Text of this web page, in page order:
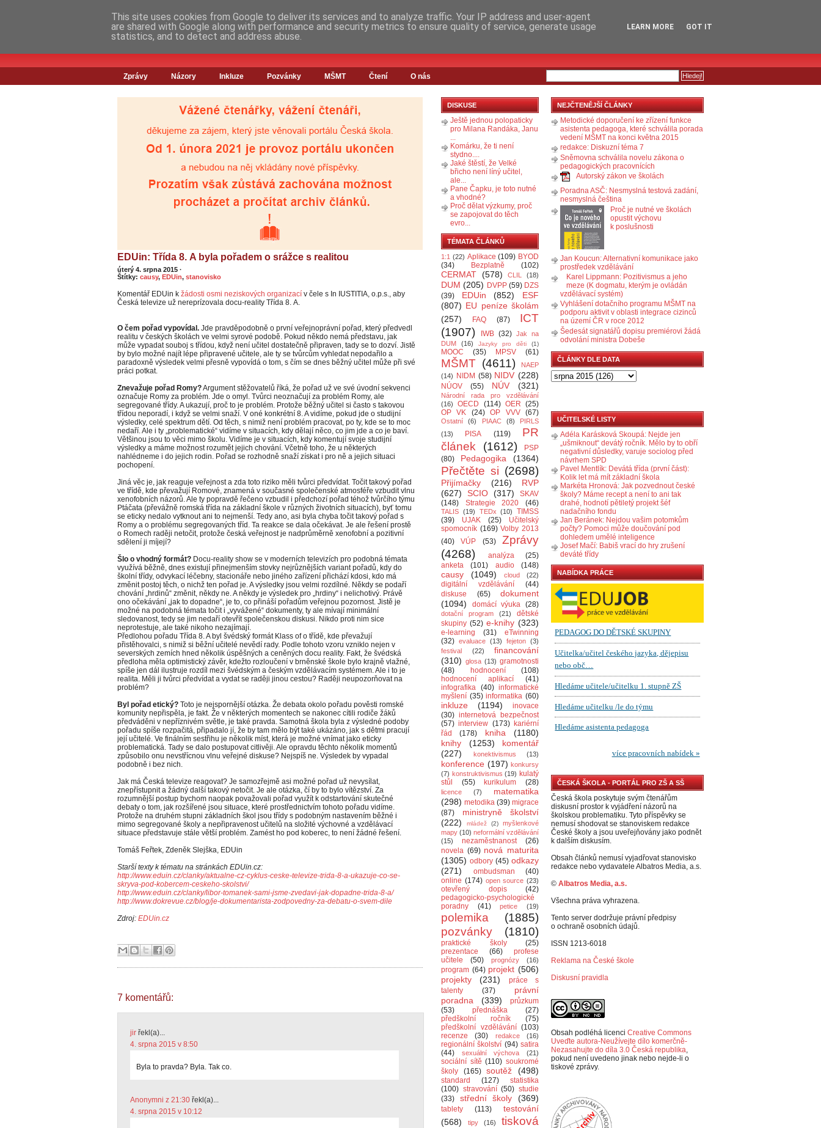
Zprávy Názory Inkluze Pozvánky MŠMT Čtení O nás
EDUin: Třída 8. A byla pořadem o srážce s realitou
úterý 4. srpna 2015 ·
Štítky: causy, EDUin, stanovisko
Komentář EDUin k žádosti osmi neziskových organizací v čele s In IUSTITIA, o.p.s., aby
Česká televize už nereprízovala docu-reality Třída 8. A.
O čem pořad vypovídal. Jde pravděpodobně o první veřejnoprávní pořad, který předvedl
realitu v českých školách ve velmi syrové podobě. Pokud někdo nemá představu, jak
může vypadat souboj s třídou, když není učitel dostatečně připraven, tady se to dozví. Jistě
by bylo možné najít lépe připravené učitele, ale ty se tvůrcům vyhledat nepodařilo a
paradoxně výsledek velmi přesně vypovídá o tom, s čím se dnes běžný učitel může při své
práci potkat.
Znevažuje pořad Romy?Argument stěžovatelů říká, že pořad už ve své úvodní sekvenci
označuje Romy za problém. Jde o omyl. Tvůrci neoznačují za problém Romy, ale
segregované třídy. A ukazují, proč to je problém. Protože běžný učitel si často s takovou
třídou neporadí, i když se velmi snaží. V oné konkrétní 8. A vidíme, pokud jde o studijní
výsledky, celé spektrum dětí. Od těch, s nimiž není problém pracovat, po ty, kde se to moc
nedaří. Ale i ty „problematické“ vidíme v situacích, kdy dělají něco, co jim jde a co je baví.
Většinou jsou to věci mimo školu. Vidíme je v situacích, kdy komentují svoje studijní
výsledky a máme možnost rozumět jejich chování. Včetně toho, že u některých
nahlédneme i do jejich rodin. Pořad se rozhodně snaží získat i pro ně a jejich situaci
pochopení.
Jiná věc je, jak reaguje veřejnost a zda toto riziko měli tvůrci předvídat. Točit takový pořad
ve třídě, kde převažují Romové, znamená v současné společenské atmosféře vzbudit vlnu
xenofobních názorů. Ale ty popravdě řečeno vzbudil i předchozí pořad téhož tvůrčího týmu
Ptáčata (převážně romská třída na základní škole v různých životních situacích), byť tomu
se eticky nedalo vytknout ani to nejmenší. Tedy ano, asi byla chyba točit takový pořad s
Romy a o problému segregovaných tříd. Ta reakce se dala očekávat. Je ale řešení prostě
o Romech raději netočit, protože česká veřejnost je nadprůměrně xenofobní a pozitivní
sdělení ji míjejí?
Šlo o vhodný formát? Docu-reality show se v moderních televizích pro podobná témata
využívá běžně, dnes existují přinejmenším stovky nejrůznějších variant pořadů, kdy do
školní třídy, odvykací léčebny, stacionáře nebo jiného zařízení přichází kdosi, kdo má
změnit postoj těch, o nichž ten pořad je. A výsledky jsou velmi rozdílné. Někdy se podaří
chování „hrdinů“ změnit, někdy ne. A někdy je výsledek pro „hrdiny“ i nelichotivý. Právě
ono očekávání „jak to dopadne“, je to, co přináší pořadům veřejnou pozornost. Jistě je
možné na podobná témata točit i „vyvážené“ dokumenty, ty ale mívají minimální
sledovanost, tedy se jim nedaří otevřít společenskou diskusi. Nikdo proti nim sice
neprotestuje, ale také nikoho nezajímají.
Předlohou pořadu Třída 8. A byl švédský formát Klass of o třídě, kde převažují
přistěhovalci, s nimiž si běžní učitelé nevědí rady. Podle tohoto vzoru vzniklo nejen v
severských zemích hned několik úspěšných a ceněných docu reality. Fakt, že švédská
předloha měla optimistický závěr, kdežto rozloučení v brněnské škole bylo krajně vlažné,
spíše jen dál ilustruje rozdíl mezi švédským a českým vzdělávacím systémem. Ale i to je
realita. Měli ji tvůrci předvídat a vydat se raději jinou cestou? Raději neupozorňovat na
problém?
Byl pořad etický? Toto je nejspornější otázka. Že debata okolo pořadu pověsti romské
komunity nepřispěla, je fakt. Že v některých momentech se nakonec cítili rodiče žáků
předváděni v nepříznivém světle, je také pravda. Samotná škola byla z výsledné podoby
pořadu spíše rozpačitá, připadalo jí, že by tam mělo být také ukázáno, jak s dětmi pracují
její učitelé. Ve finálním sestřihu je několik míst, která je možné vnímat jako eticky
problematická. Tady se dalo postupovat citlivěji. Ale opravdu těchto několik momentů
způsobilo onu nevstřícnou vlnu veřejné diskuse? Nejspíš ne. Výsledek by vypadal
podobně i bez nich.
Jak má Česká televize reagovat? Je samozřejmě asi možné pořad už nevysílat,
znepřístupnit a žádný další takový netočit. Je ale otázka, čí by to bylo vítězství. Za
rozumnější postup bychom naopak považovali pořad využít k odstartování skutečné
debaty o tom, jak rozšířené jsou situace, které prostřednictvím tohoto pořadu vidíme.
Protože na druhém stupni základních škol jsou třídy s podobným nastavením běžné i
mimo segregované školy a nepřipravenost učitelů na složité výchovné a vzdělávací
situace představuje stále větší problém. Zamést ho pod koberec, to není žádné řešení.
Tomáš Feřtek, Zdeněk Slejška, EDUin
Starší texty k tématu na stránkách EDUin.cz:
http://www.eduin.cz/clanky/aktualne-cz-cyklus-ceske-televize-trida-8-a-ukazuje-co-se-
skryva-pod-kobercem-ceskeho-skolstvi/
http://www.eduin.cz/clanky/libor-tomanek-sami-jsme-zvedavi-jak-dopadne-trida-8-a/
http://www.dokrevue.cz/blog/je-dokumentarista-zodpovedny-za-debatu-o-svem-dile
Zdroj: EDUin.cz
7 komentářů:
jir řekl(a)...
4. srpna 2015 v 8:50
Byla to pravda? Byla. Tak co.
Anonymni z 21:30 řekl(a)...
4. srpna 2015 v 10:12
DISKUSE
Ještě jednou polopaticky
pro Milana Randáka, Janu
...
Komárku, že ti není
stydno....
Jaké štěstí, že Velké
břicho není líný učitel,
ale...
Pane Čapku, je toto nutné
a vhodné?
Proč dělat výzkumy, proč
se zapojovat do těch
evro...
TÉMATA ČLÁNKŮ
1:1 (22) Aplikace (109) BYOD
(34)
Bezplatně (102)
CERMAT (578) CLIL (18)
DUM (205) DVPP (59) DZS
(39)
EDUin (852)
ESF
(807) EU peníze školám
(257)
FAQ (87)
ICT
(1907)
IWB (32) Jak na
DUM
(16) Jazyky pro děti (1)
MOOC (35) MPSV (61)
MŠMT (4611)
NAEP
(14)
NIDM (58) NIDV (228)
NÚOV (55) NÚV (321)
Národní rada pro vzdělávání
(16)
OECD (114) OER (25)
OP VK
(24) OP VVV (67)
Ostatní (6) PIAAC (8)
PIRLS
(13)
PISA (119)
PR
článek
(1612)
PSP
(80)
Pedagogika (1364)
Přečtěte si (2698)
Přijímačky (216)
RVP
(627)
SCIO (317)
SKAV
(148)
Strategie 2020 (46)
TALIS (19) TEDx (10)
TIMSS
(39)
UJAK (25)
Učitelský
spomocník (169) Volby 2013
(40)
VÚP (53)
Zprávy
(4268)
analýza
(25)
anketa
(101) audio (148)
causy (1049) cloud (22)
digitální vzdělávání
(44)
diskuse
(65)
dokument
(1094)
domácí výuka (28)
dotační program (21)
dětské
skupiny (52) e-knihy (323)
e-learning (31)
eTwinning
(32) evaluace (13) fejeton (3)
festival
(22)
financování
(310) glosa (13) gramotnosti
(48)
hodnocení
(108)
hodnocení aplikací
(41)
infografika (40) informatické
myšlení (35) informatika (60)
inkluze (1194)
inovace
(30) internetová bezpečnost
(57) interview (173) kariérní
řád
(178) kniha
(1180)
knihy
(1253)
komentář
(227)
konektivismus (13)
konference (197) konkursy
(7) konstruktivismus (19) kulatý
stůl
(55) kurikulum (28)
licence (7)
matematika
(298) metodika (39) migrace
(87)
ministryně školství
(222)
mládež (2)
myšlenkové
mapy (10) neformální vzdělávání
(15)
nezaměstnanost
(26)
novela (69) nová maturita
(1305) odbory (45) odkazy
(271)
ombudsman
(40)
online (174) open source (23)
otevřený dopis
(42)
pedagogicko-psychologické
poradny
(41) petice (19)
polemika
(1885)
pozvánky
(1810)
praktické školy
(25)
prezentace
(66)
profese
učitele
(50) prognózy (16)
program (64) projekt (506)
projekty
(231)
práce s
talenty
(37)
právní
poradna
(339)
průzkum
(53)
přednáška
(27)
předškolní ročník
(75)
předškolní vzdělávání (103)
recenze
(30) redakce (16)
regionální školství (94) satira
(44)
sexuální výchova (21)
sociální sítě (110) soukromé
školy
(165) soutěž (498)
standard (127)
statistika
(100) stravování (50) studie
(33)
střední školy (369)
tablety (113)
testování
(568)
tipy (16)
tisková
NEJČTENĚJŠÍ ČLÁNKY
Metodické doporučení ke zřízení funkce
asistenta pedagoga, které schválila porada
vedení MŠMT na konci května 2015
redakce: Diskuzní téma 7
Sněmovna schválila novelu zákona o
pedagogických pracovnících
Autorský zákon ve školách
Poradna ASČ: Nesmyslná testová zadání,
nesmyslná čeština
Proč je nutné ve školách
opustit výchovu
k poslušnosti
Jan Koucun: Alternativní komunikace jako
prostředek vzdělávání
Karel Lippmann: Pozitivismus a jeho
meze (K dogmatu, kterým je ovládán
vzdělávací systém)
Vyhlášení dotačního programu MŠMT na
podporu aktivit v oblasti integrace cizinců
na území ČR v roce 2012
Šedesát signatářů dopisu premiérovi žádá
odvolání ministra Dobeše
ČLÁNKY DLE DATA
UČITELSKÉ LISTY
Adéla Karásková Skoupá: Nejde jen
„ušmiknout“ devátý ročník. Mělo by to obří
negativní důsledky, varuje sociolog před
návrhem SPD
Pavel Mentlík: Devátá třída (první část):
Kolik let má mít základní škola
Markéta Hronová: Jak pozvednout české
školy? Máme recept a není to ani tak
drahé, hodnotí pětiletý projekt šéf
nadačního fondu
Jan Beránek: Nejdou vašim potomkům
počty? Pomoci může doučování pod
dohledem umělé inteligence
Josef Mačí: Babiš vrací do hry zrušení
deváté třídy
NABÍDKA PRÁCE
ČESKÁ ŠKOLA - PORTÁL PRO ZŠ A SŠ
Česká škola poskytuje svým čtenářům
diskusní prostor k vyjádření názorů na
školskou problematiku. Tyto příspěvky se
nemusí shodovat se stanoviskem redakce
České školy a jsou uveřejňovány jako podnět
k dalším diskusím.
Obsah článků nemusí vyjadřovat stanovisko
redakce nebo vydavatele Albatros Media, a.s.
© Albatros Media, a.s.
Všechna práva vyhrazena.
Tento server dodržuje právní předpisy
o ochraně osobních údajů.
ISSN 1213-6018
Reklama na České škole
Diskusní pravidla
Obsah podléhá licenci Creative Commons
Uveďte autora-Neužívejte dílo komerčně-
Nezasahujte do díla 3.0 Česká republika,
pokud není uvedeno jinak nebo nejde-li o
tiskové zprávy.
This site uses cookies from Google to deliver its services and to analyze traffic. Your IP address and user-agent
are shared with Google along with performance and security metrics to ensure quality of service, generate usage
statistics, and to detect and address abuse.
LEARN MORE GOT IT